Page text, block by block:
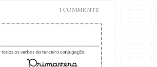
1 COMMENTS